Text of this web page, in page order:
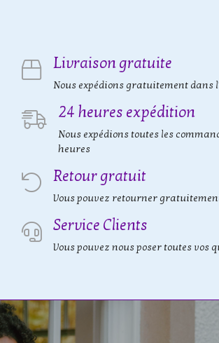
Livraison gratuite
Nous expédions gratuitement dans
24 heures expédition
Nous expédions toutes les
heures
Retour gratuit
Vous pouvez retourner
Service Clients
Vous pouvez nous poser toutes vos